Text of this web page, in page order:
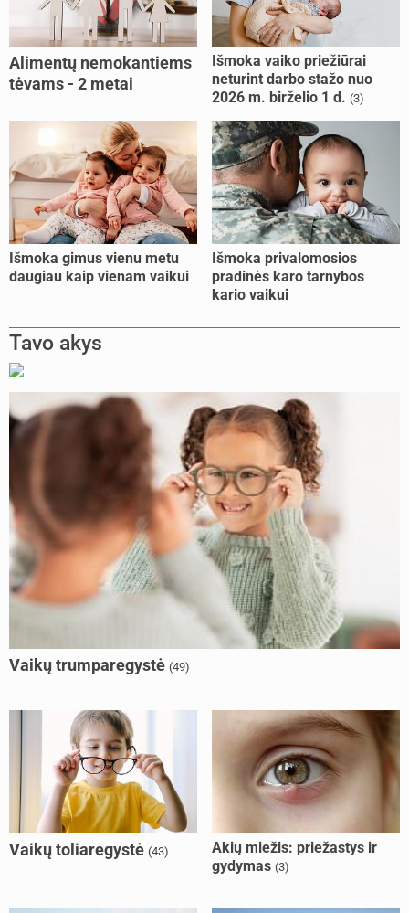
Alimentų nemokantiems
tėvams - 2 metai
Išmoka vaiko priežiūrai
neturint darbo stažo nuo
2026 m. birželio 1 d. (3)
Išmoka gimus vienu metu
daugiau kaip vienam vaikui
Išmoka privalomosios
pradinės karo tarnybos
kario vaikui
Tavo akys
Vaikų trumparegystė (49)
Vaikų toliaregystė (43)
Akių miežis: priežastys ir
gydymas (3)